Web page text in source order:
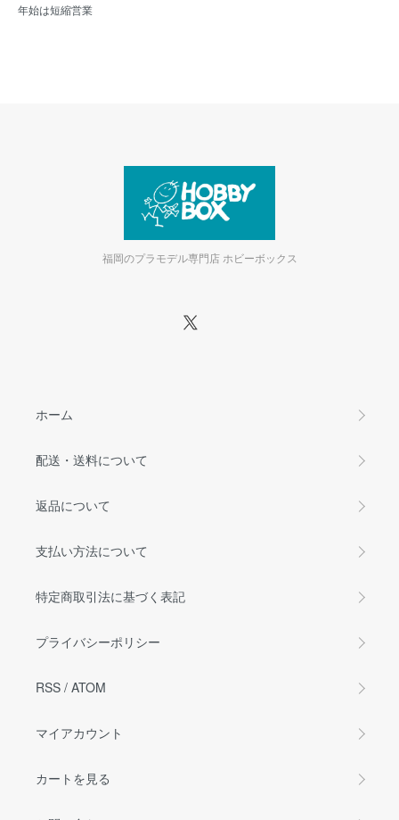
年始は短縮営業
福岡のプラモデル専門店 ホビーボックス
ホーム
配送・送料について
返品について
支払い方法について
特定商取引法に基づく表記
プライバシーポリシー
RSS / ATOM
マイアカウント
カートを見る